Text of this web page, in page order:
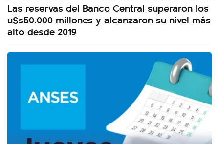
Las reservas del Banco Central superaron los
u$s50.000 millones y alcanzaron su nivel más
alto desde 2019